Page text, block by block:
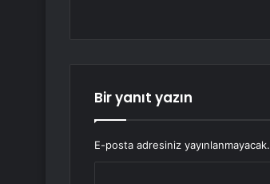
Bir yanıt yazın
E-posta adresiniz yayınlanmayacak.